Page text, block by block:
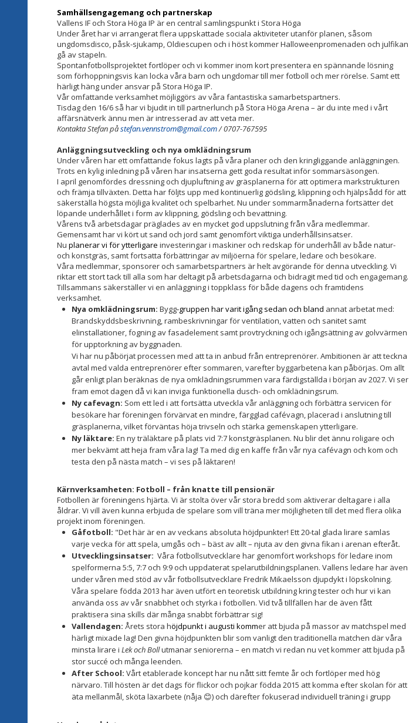
Samhällsengagemang och partnerskap
Vallens IF och Stora Höga IP är en central samlingspunkt i Stora Höga
Under året har vi arrangerat flera uppskattade sociala aktiviteter utanför planen, såsom
ungdomsdisco, påsk-sjukamp, Oldiescupen och i höst kommer Halloweenpromenaden och julfikan
gå av stapeln.
Spontanfotbollsprojektet fortlöper och vi kommer inom kort presentera en spännande lösning
som förhoppningsvis kan locka våra barn och ungdomar till mer fotboll och mer rörelse. Samt ett
härligt häng under ansvar på Stora Höga IP.
Vår omfattande verksamhet möjliggörs av våra fantastiska samarbetspartners.
Tisdag den 16/6 så har vi bjudit in till partnerlunch på Stora Höga Arena – är du inte med i vårt
affärsnätverk ännu men är intresserad av att veta mer.
Kontakta Stefan påstefan.vennstrom@gmail.com/ 0707-767595
Anläggningsutveckling och nya omklädningsrum
Under våren har ett omfattande fokus lagts på våra planer och den kringliggande anläggningen.
Trots en kylig inledning på våren har insatserna gett goda resultat inför sommarsäsongen.
I april genomfördes dressning och djupluftning av gräsplanerna för att optimera markstrukturen
och främja tillväxten. Detta har följts upp med kontinuerlig gödsling, klippning och hjälpsådd för att
säkerställa högsta möjliga kvalitet och spelbarhet. Nu under sommarmånaderna fortsätter det
löpande underhållet i form av klippning, gödsling och bevattning.
Vårens två arbetsdagar präglades av en mycket god uppslutning från våra medlemmar.
Gemensamt har vi kört ut sand och jord samt genomfört viktiga underhållsinsatser.
Nu planerar vi för ytterligare investeringar i maskiner och redskap för underhåll av både natur-
och konstgräs, samt fortsatta förbättringar av miljöerna för spelare, ledare och besökare.
Våra medlemmar, sponsorer och samarbetspartners är helt avgörande för denna utveckling. Vi
riktar ett stort tack till alla som har deltagit på arbetsdagarna och bidragit med tid och engagemang.
Tillsammans säkerställer vi en anläggning i toppklass för både dagens och framtidens
verksamhet.
Nya omklädningsrum: Bygg-gruppen har varit igång sedan och bland annat arbetat med:
Brandskyddsbeskrivning, rambeskrivningar för ventilation, vatten och sanitet samt
elinstallationer, fogning av fasadelement samt provtryckning och igångsättning av golvvärmen
för upptorkning av byggnaden.
Vi har nu påbörjat processen med att ta in anbud från entreprenörer. Ambitionen är att teckna
avtal med valda entreprenörer efter sommaren, varefter byggarbetena kan påbörjas. Om allt
går enligt plan beräknas de nya omklädningsrummen vara färdigställda i början av 2027. Vi ser
fram emot dagen då vi kan inviga funktionella dusch- och omklädningsrum.
Ny cafevagn: Som ett led i att fortsätta utveckla vår anläggning och förbättra servicen för
besökare har föreningen förvärvat en mindre, färgglad cafévagn, placerad i anslutning till
gräsplanerna, vilket förväntas höja trivseln och stärka gemenskapen ytterligare.
Ny läktare: En ny träläktare på plats vid 7:7 konstgräsplanen. Nu blir det ännu roligare och
mer bekvämt att heja fram våra lag! Ta med dig en kaffe från vår nya cafévagn och kom och
testa den på nästa match – vi ses på läktaren!
Kärnverksamheten: Fotboll – från knatte till pensionär
Fotbollen är föreningens hjärta. Vi är stolta över vår stora bredd som aktiverar deltagare i alla
åldrar. Vi vill även kunna erbjuda de spelare som vill träna mer möjligheten till det med flera olika
projekt inom föreningen.
Gåfotboll: "Det här är en av veckans absoluta höjdpunkter! Ett 20-tal glada lirare samlas
varje vecka för att spela, umgås och – bäst av allt – njuta av den givna fikan i arenan efteråt.
Utvecklingsinsatser: Våra fotbollsutvecklare har genomfört workshops för ledare inom
spelformerna 5:5, 7:7 och 9:9 och uppdaterat spelarutbildningsplanen. Vallens ledare har även
under våren med stöd av vår fotbollsutvecklare Fredrik Mikaelsson djupdykt i löpskolning.
Våra spelare födda 2013 har även utfört en teoretisk utbildning kring tester och hur vi kan
använda oss av vår snabbhet och styrka i fotbollen. Vid två tillfällen har de även fått
praktisera sina skills där många snabbt förbättrar sig!
Vallendagen: Årets stora höjdpunkt i augusti kommer att bjuda på massor av matchspel med
härligt mixade lag! Den givna höjdpunkten blir som vanligt den traditionella matchen där våra
minsta lirare i Lek och Bollutmanar seniorerna – en match vi redan nu vet kommer att bjuda på
stor succé och många leenden.
After School: Vårt etablerade koncept har nu nått sitt femte år och fortlöper med hög
närvaro. Till hösten är det dags för flickor och pojkar födda 2015 att komma efter skolan för att
äta mellanmål, sköta läxarbete (nåja 😊) och därefter fokuserad individuell träning i grupp